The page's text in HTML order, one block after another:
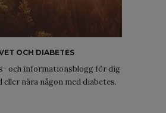
OCH DIABETES
och informationsblogg för dig
eller nära någon med diabetes.